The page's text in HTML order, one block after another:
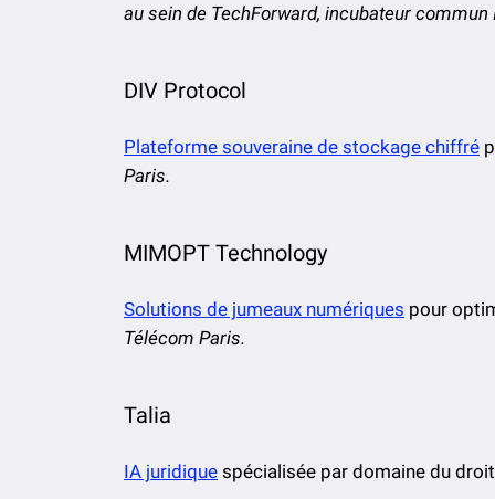
au sein de TechForward, incubateur commun
DIV Protocol
Plateforme souveraine de stockage chiffré
Paris.
MIMOPT Technology
Solutions de jumeaux numériques pour
Télécom Paris.
Talia
IA juridique spécialisée par domaine du